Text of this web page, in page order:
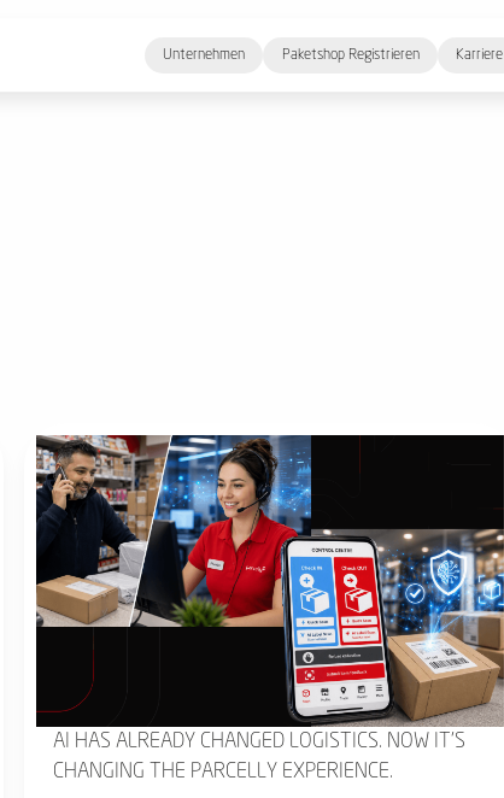
Unternehmen Paketshop Registrieren Karriere
AI HAS ALREADY CHANGED LOGISTICS. NOW IT'S
CHANGING THE PARCELLY EXPERIENCE.